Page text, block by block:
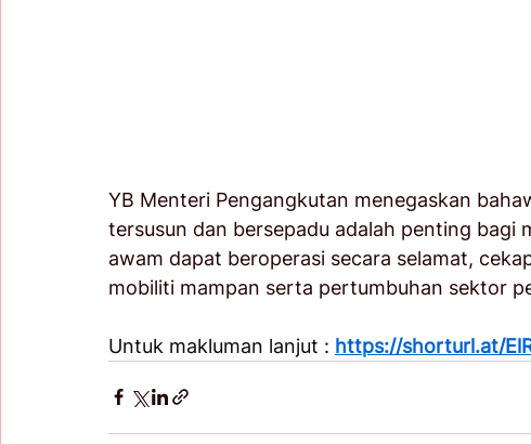
YB Menteri Pengangkutan menegaskan
tersusun dan bersepadu adalah penting
awam dapat beroperasi secara selamat,
mobiliti mampan serta pertumbuhan sektor
Untuk makluman lanjut : https://shorturl.at/